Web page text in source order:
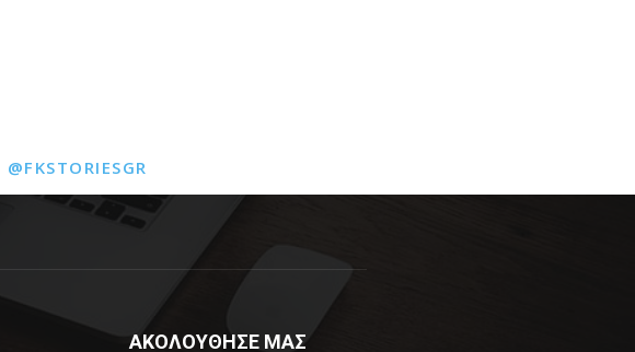
@FKSTORIESGR
ΑΚΟΛΟΥΘΗΣΕ ΜΑΣ